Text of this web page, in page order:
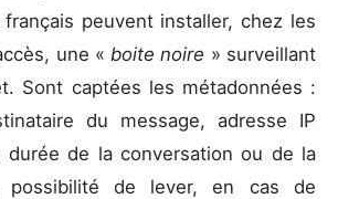
peuvent installer, chez les
une « boite noire » surveillant
Sont captées les métadonnées :
du message, adresse IP
durée de la conversation ou de la
possibilité de lever, en cas de